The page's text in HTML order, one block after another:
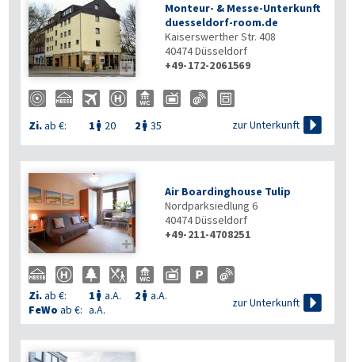

Monteur- & Messe-Unterkunft
duesseldorf-room.de
Kaiserswerther Str. 408
40474Düsseldorf
+49-172-2061569
Zi.ab €: 1  20 2  35 zur Unterkunft 

Air Boardinghouse Tulip
Nordparksiedlung 6
40474Düsseldorf
+49-211-4708251
Zi.ab €: 1  a.A. 2  a.A.
FeWo ab €: a.A.
zur Unterkunft 